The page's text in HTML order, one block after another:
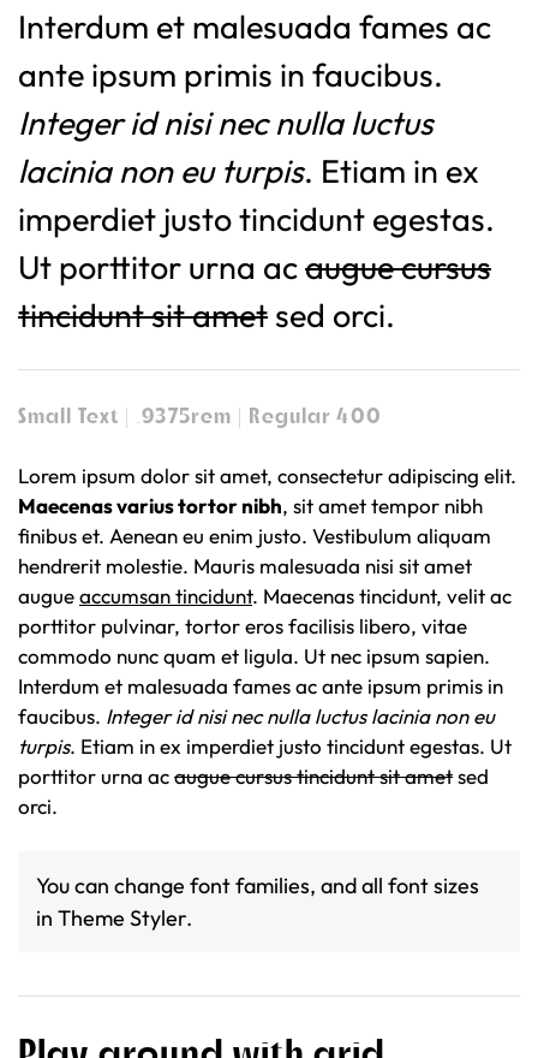
Interdum et malesuada fames ac
ante ipsum primis in faucibus.
Integer id nisi nec nulla luctus
lacinia non eu turpis. Etiam in ex
imperdiet justo tincidunt egestas.
Ut porttitor urna acaugue cursus
tincidunt sit amet sed orci.
Small Text | .9375rem | Regular 400
Lorem ipsum dolor sit amet, consectetur adipiscing elit.
Maecenas varius tortor nibh, sit amet tempor nibh
finibus et. Aenean eu enim justo. Vestibulum aliquam
hendrerit molestie. Mauris malesuada nisi sit amet
augueaccumsan tincidunt. Maecenas tincidunt, velit ac
porttitor pulvinar, tortor eros facilisis libero, vitae
commodo nunc quam et ligula. Ut nec ipsum sapien.
Interdum et malesuada fames ac ante ipsum primis in
faucibus. Integer id nisi nec nulla luctus lacinia non eu
turpis. Etiam in ex imperdiet justo tincidunt egestas. Ut
porttitor urna acaugue cursus tincidunt sit ametsed
orci.
You can change font families, and all font sizes
in Theme Styler.